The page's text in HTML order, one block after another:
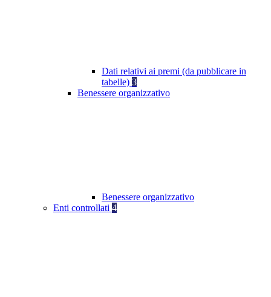
Dati relativi ai premi (da pubblicare in
tabelle) 3
Benessere organizzativo
Benessere organizzativo
Enti controllati 4